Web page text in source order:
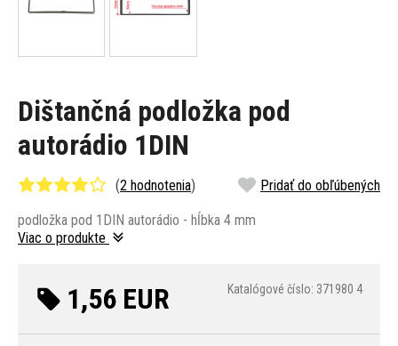
Dištančná podložka pod
autorádio 1DIN
(2 hodnotenia) Pridať do obľúbených
podložka pod 1DIN autorádio - hĺbka 4 mm
Viac o produkte
1,56 EUR Katalógové číslo: 371980 4